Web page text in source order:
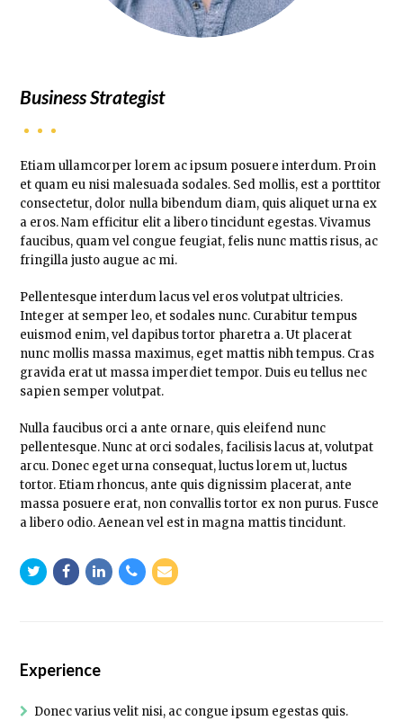
Business Strategist
Etiam ullamcorper lorem ac ipsum posuere interdum. Proin
et quam eu nisi malesuada sodales. Sed mollis, est a porttitor
consectetur, dolor nulla bibendum diam, quis aliquet urna ex
a eros. Nam efficitur elit a libero tincidunt egestas. Vivamus
faucibus, quam vel congue feugiat, felis nunc mattis risus, ac
fringilla justo augue ac mi.
Pellentesque interdum lacus vel eros volutpat ultricies.
Integer at semper leo, et sodales nunc. Curabitur tempus
euismod enim, vel dapibus tortor pharetra a. Ut placerat
nunc mollis massa maximus, eget mattis nibh tempus. Cras
gravida erat ut massa imperdiet tempor. Duis eu tellus nec
sapien semper volutpat.
Nulla faucibus orci a ante ornare, quis eleifend nunc
pellentesque. Nunc at orci sodales, facilisis lacus at, volutpat
arcu. Donec eget urna consequat, luctus lorem ut, luctus
tortor. Etiam rhoncus, ante quis dignissim placerat, ante
massa posuere erat, non convallis tortor ex non purus. Fusce
a libero odio. Aenean vel est in magna mattis tincidunt.
TwitterFacebookLinkedin
PhoneEmail
Experience
Donec varius velit nisi, ac congue ipsum egestas quis.